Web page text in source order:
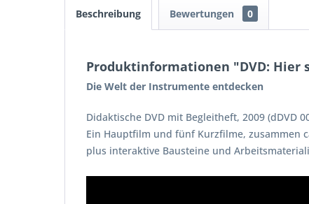
Beschreibung Bewertungen 0
Produktinformationen "DVD: Hier
Die Welt der Instrumente entdecken
Didaktische DVD mit Begleitheft, 2009 (dDVD
Ein Hauptfilm und fünf Kurzfilme, zusammen
plus interaktive Bausteine und